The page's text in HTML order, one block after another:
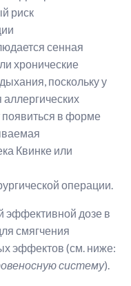
риск
сенная
хронические
поскольку у
появиться в форме
Квинке или
операции.
эффективной дозе в
смягчения
эффектов (см. ниже:
систему).